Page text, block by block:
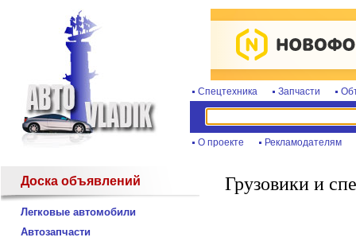
Спецтехника Запчасти
О проекте Рекламодателям
Доска объявлений
Легковые автомобили
Автозапчасти
Грузовики и